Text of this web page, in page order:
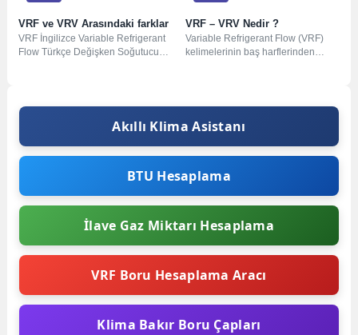
VRF ve VRV Arasındaki farklar
VRF İngilizce Variable Refrigerant
Flow Türkçe Değişken Soğutucu
VRF – VRV Nedir ?
Variable Refrigerant Flow (VRF)
kelimelerinin baş harflerinden
Akıllı Klima Asistanı
BTU Hesaplama
İlave Gaz Miktarı Hesaplama
VRF Boru Hesaplama Aracı
Klima Bakır Boru Çapları